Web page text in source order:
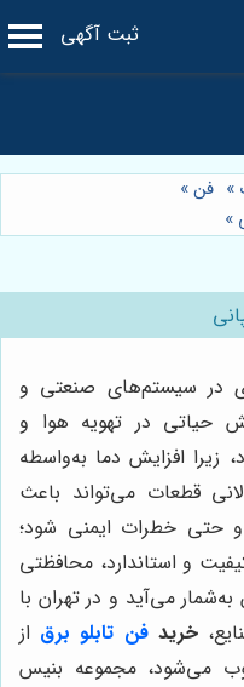
ثبت آگهی
» فن»
»
در سیستم‌های صنعتی و
حیاتی در تهویه هوا و
زیرا افزایش دما به‌واسطه
قطعات می‌تواند باعث
حتی خطرات ایمنی شود؛
و استاندارد، محافظتی
می‌آید و در تهران با
خرید فن تابلو برق از
می‌شود، مجموعه بنیس